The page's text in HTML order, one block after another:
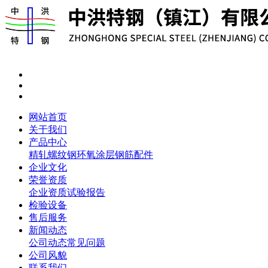
网站首页
关于我们
产品中心
精轧螺纹钢环氧涂层钢筋配件
企业文化
荣誉资质
企业资质试验报告
检验设备
售后服务
新闻动态
公司动态常见问题
公司风貌